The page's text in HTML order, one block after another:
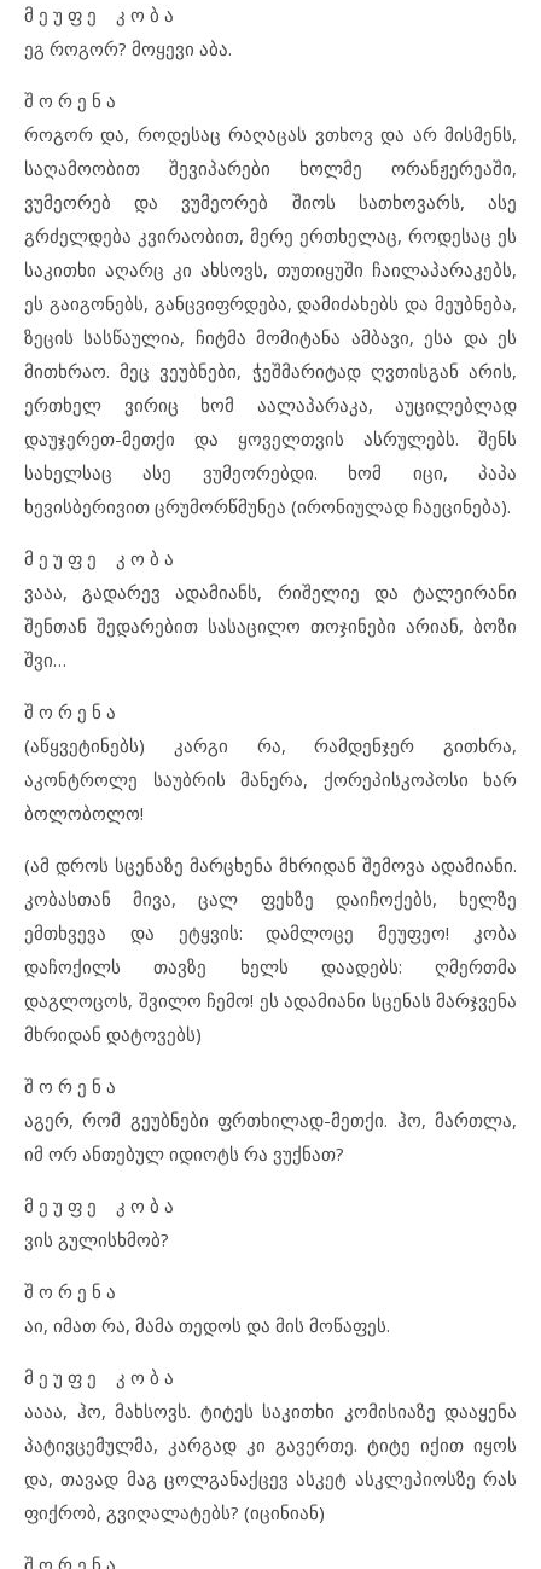
მ ე უ ფ ე კ ო ბ ა
ეგ როგორ? მოყევი აბა.
შ ო რ ე ნ ა
როგორ და, როდესაც რაღაცას ვთხოვ და არ მისმენს,
საღამოობით შევიპარები ხოლმე ორანჟერეაში,
ვუმეორებ და ვუმეორებ შიოს სათხოვარს, ასე
გრძელდება კვირაობით, მერე ერთხელაც, როდესაც ეს
საკითხი აღარც კი ახსოვს, თუთიყუში ჩაილაპარაკებს,
ეს გაიგონებს, განცვიფრდება, დამიძახებს და მეუბნება,
ზეცის სასწაულია, ჩიტმა მომიტანა ამბავი, ესა და ეს
მითხრაო. მეც ვეუბნები, ჭეშმარიტად ღვთისგან არის,
ერთხელ ვირიც ხომ აალაპარაკა, აუცილებლად
დაუჯერეთ-მეთქი და ყოველთვის ასრულებს. შენს
სახელსაც ასე ვუმეორებდი. ხომ იცი, პაპა
ხევისბერივით ცრუმორწმუნეა (ირონიულად ჩაეცინება).
მ ე უ ფ ე კ ო ბ ა
ვააა, გადარევ ადამიანს, რიშელიე და ტალეირანი
შენთან შედარებით სასაცილო თოჯინები არიან, ბოზი
შვი…
შ ო რ ე ნ ა
(აწყვეტინებს) კარგი რა, რამდენჯერ გითხრა,
აკონტროლე საუბრის მანერა, ქორეპისკოპოსი ხარ
ბოლობოლო!
(ამ დროს სცენაზე მარცხენა მხრიდან შემოვა ადამიანი.
კობასთან მივა, ცალ ფეხზე დაიჩოქებს, ხელზე
ემთხვევა და ეტყვის: დამლოცე მეუფეო! კობა
დაჩოქილს თავზე ხელს დაადებს: ღმერთმა
დაგლოცოს, შვილო ჩემო! ეს ადამიანი სცენას მარჯვენა
მხრიდან დატოვებს)
შ ო რ ე ნ ა
აგერ, რომ გეუბნები ფრთხილად-მეთქი. ჰო, მართლა,
იმ ორ ანთებულ იდიოტს რა ვუქნათ?
მ ე უ ფ ე კ ო ბ ა
ვის გულისხმობ?
შ ო რ ე ნ ა
აი, იმათ რა, მამა თედოს და მის მოწაფეს.
მ ე უ ფ ე კ ო ბ ა
აააა, ჰო, მახსოვს. ტიტეს საკითხი კომისიაზე დააყენა
პატივცემულმა, კარგად კი გავერთე. ტიტე იქით იყოს
და, თავად მაგ ცოლგანაქცევ ასკეტ ასკლეპიოსზე რას
ფიქრობ, გვიღალატებს? (იცინიან)
შ ო რ ე ნ ა